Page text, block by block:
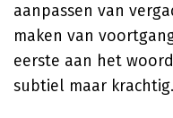
aanpassen van
maken van
eerste aan het
subtiel maar krachtig.